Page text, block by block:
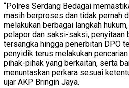
“Polres Serdang Bedagai
masih berproses dan tidak pernah
melakukan berbagai langkah
pelapor dan saksi-saksi, penyitaan
tersangka hingga penerbitan DPO
penyidik terus melakukan
pihak-pihak yang berkaitan, serta
menuntaskan perkara sesuai
ujar AKP Bringin Jaya.